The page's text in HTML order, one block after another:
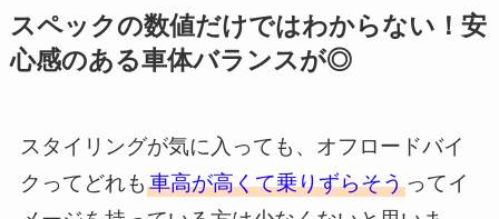
スペックの数値だけではわからない！安
心感のある車体バランスが◎
スタイリングが気に入っても、オフロードバイ
クってどれも 車高が高くて乗りずらそうってイ